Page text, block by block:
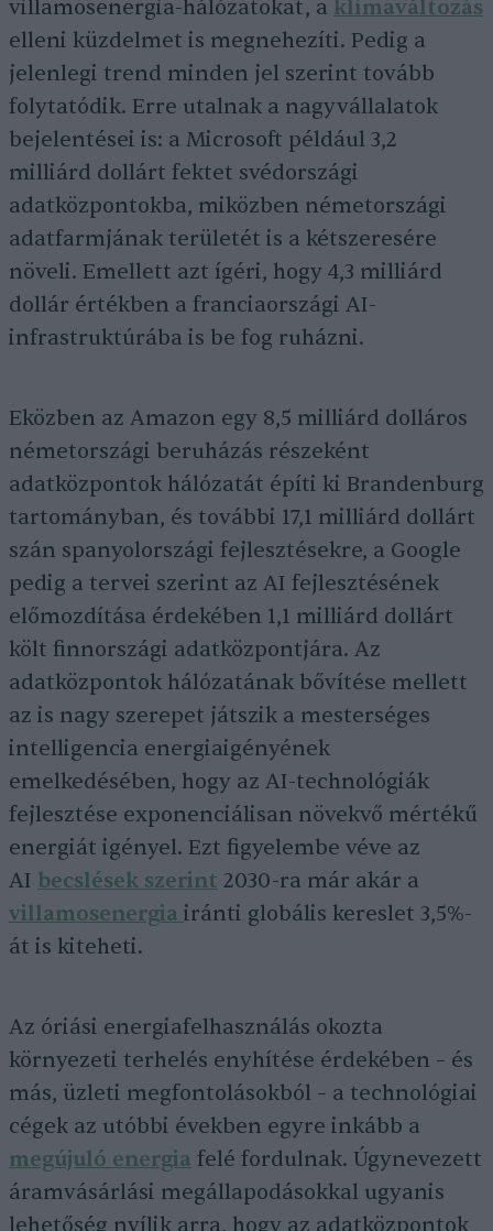
villamosenergia-hálózatokat, a klímaváltozás
elleni küzdelmet is megnehezíti. Pedig a
jelenlegi trend minden jel szerint tovább
folytatódik. Erre utalnak a nagyvállalatok
bejelentései is: a Microsoft például 3,2
milliárd dollárt fektet svédországi
adatközpontokba, miközben németországi
adatfarmjának területét is a kétszeresére
növeli. Emellett azt ígéri, hogy 4,3 milliárd
dollár értékben a franciaországi AI-
infrastruktúrába is be fog ruházni.
Eközben az Amazon egy 8,5 milliárd dolláros
németországi beruházás részeként
adatközpontok hálózatát építi ki Brandenburg
tartományban, és további 17,1 milliárd dollárt
szán spanyolországi fejlesztésekre, a Google
pedig a tervei szerint az AI fejlesztésének
előmozdítása érdekében 1,1 milliárd dollárt
költ finnországi adatközpontjára. Az
adatközpontok hálózatának bővítése mellett
az is nagy szerepet játszik a mesterséges
intelligencia energiaigényének
emelkedésében, hogy az AI-technológiák
fejlesztése exponenciálisan növekvő mértékű
energiát igényel. Ezt figyelembe véve az
AI becslések szerint 2030-ra már akár a
villamosenergia iránti globális kereslet 3,5%-
át is kiteheti.
Az óriási energiafelhasználás okozta
környezeti terhelés enyhítése érdekében – és
más, üzleti megfontolásokból – a technológiai
cégek az utóbbi években egyre inkább a
megújuló energia felé fordulnak. Úgynevezett
áramvásárlási megállapodásokkal ugyanis